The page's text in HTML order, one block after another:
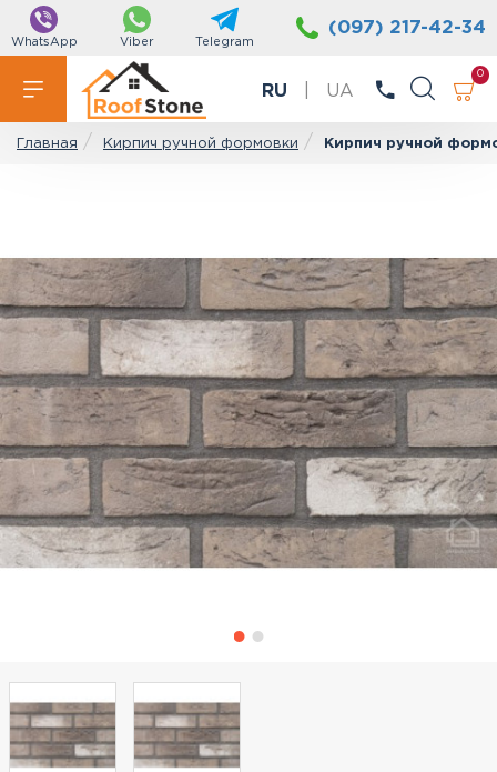
WhatsApp Viber Telegram
(097) 217-42-34
RU UA
0
Главная Кирпич ручной формовки Кирпич ручной